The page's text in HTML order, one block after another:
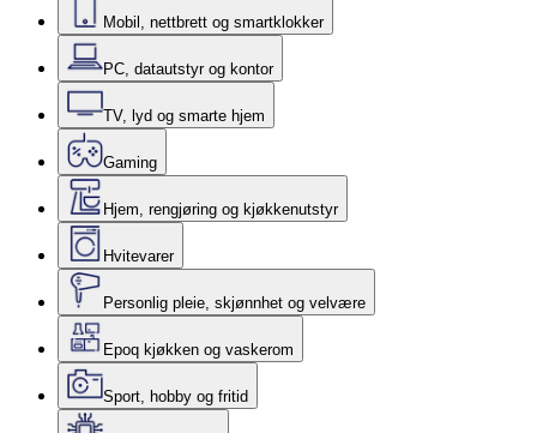
Mobil, nettbrett og smartklokker
PC, datautstyr og kontor
TV, lyd og smarte hjem
Gaming
Hjem, rengjøring og kjøkkenutstyr
Hvitevarer
Personlig pleie, skjønnhet og velvære
Epoq kjøkken og vaskerom
Sport, hobby og fritid